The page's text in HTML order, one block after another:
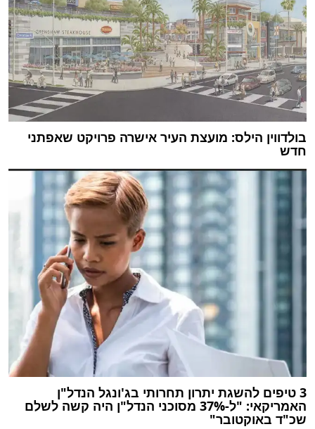
בולדווין הילס: מועצת העיר אישרה פרויקט שאפתני
חדש
3 טיפים להשגת יתרון תחרותי בג'ונגל הנדל"ן
האמריקאי: "ל-37% מסוכני הנדל"ן היה קשה לשלם
שכ"ד באוקטובר"